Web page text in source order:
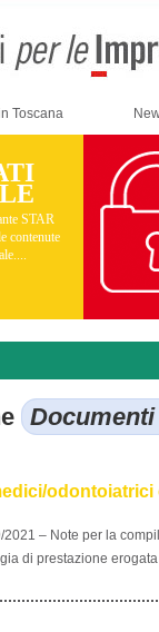
Toscana
STAR
contenute
– Note per la
di prestazione